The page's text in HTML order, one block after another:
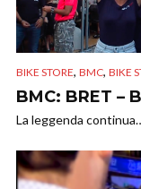
BIKE STORE, BMC, BIKE
BMC: BRET –
La leggenda